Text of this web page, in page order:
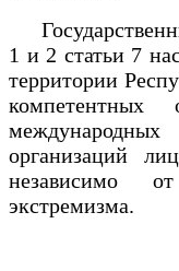
1 и 2 статьи 7
территории
компетентных
организаций
независимо
экстремизма.